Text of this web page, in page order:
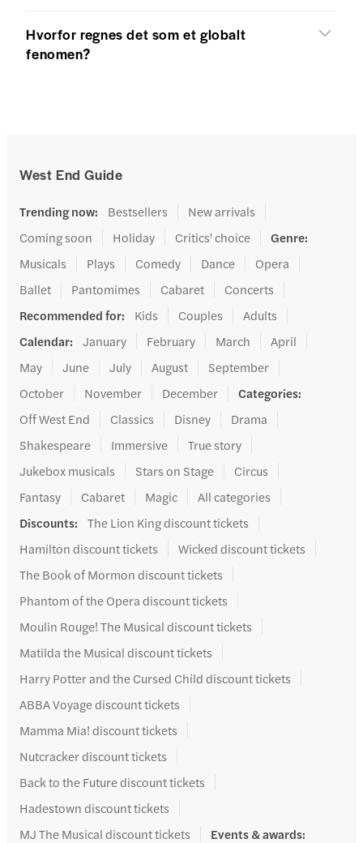
Hvorfor regnes det som et globalt
fenomen?
West End Guide
Trending now: Bestsellers
New arrivals
Coming soon
Holiday Critics' choice Genre:
Musicals
Plays Comedy Dance
Opera
Ballet
Pantomimes Cabaret
Concerts
Recommended for: Kids Couples
Adults
Calendar: January February March
April
May
June July August
September
October
November December Categories:
Off West End
Classics Disney
Drama
Shakespeare
Immersive
True story
Jukebox musicals
Stars on Stage
Circus
Fantasy
Cabaret Magic
All categories
Discounts:
The Lion King discount tickets
Hamilton discount tickets
Wicked discount tickets
The Book of Mormon discount tickets
Phantom of the Opera discount tickets
Moulin Rouge! The Musical discount tickets
Matilda the Musical discount tickets
Harry Potter and the Cursed Child discount tickets
ABBA Voyage discount tickets
Mamma Mia! discount tickets
Nutcracker discount tickets
Back to the Future discount tickets
Hadestown discount tickets
MJ The Musical discount tickets
Events & awards: